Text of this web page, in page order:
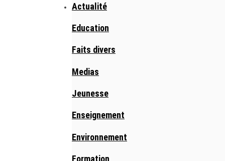
Actualité
Education
Faits divers
Medias
Jeunesse
Enseignement
Environnement
Formation